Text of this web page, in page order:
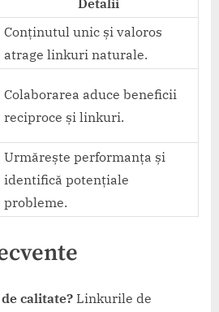
Conținutul unic și valoros
atrage linkuri naturale.
Colaborarea aduce beneficii
reciproce și linkuri.
Urmărește performanța și
identifică potențiale
probleme.
calitate? Linkurile de